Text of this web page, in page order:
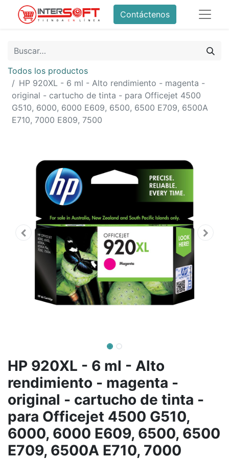
Contáctenos
Todos los productos
HP 920XL - 6 ml - Alto rendimiento - magenta -
original - cartucho de tinta - para Officejet 4500
G510, 6000, 6000 E609, 6500, 6500 E709, 6500A
E710, 7000 E809, 7500
HP 920XL - 6 ml - Alto
rendimiento - magenta -
original - cartucho de tinta -
para Officejet 4500 G510,
6000, 6000 E609, 6500, 6500
E709, 6500A E710, 7000